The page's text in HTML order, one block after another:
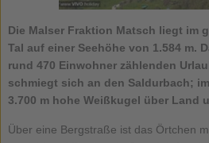
Die Malser Fraktion Matsch liegt im
Tal auf einer Seehöhe von 1.584 m.
rund 470 Einwohner zählenden
schmiegt sich an den Saldurbach;
3.700 m hohe Weißkugel über Land
Über eine Bergstraße ist das Örtchen